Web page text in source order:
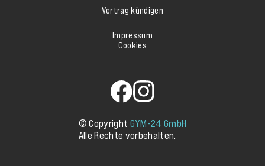
Vertrag kündigen
Impressum
Cookies
© Copyright GYM-24 GmbH
Alle Rechte vorbehalten.